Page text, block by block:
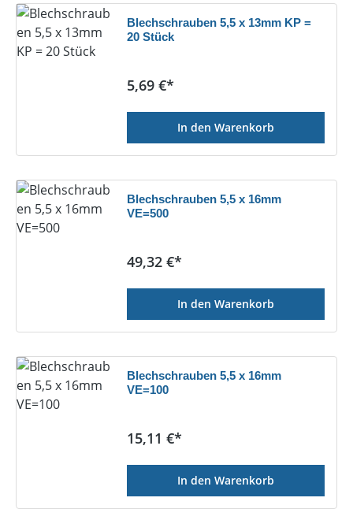
Blechschrauben 5,5 x 13mm KP =
20 Stück
Regulärer Preis:
5,69 €*
In den Warenkorb
Blechschrauben 5,5 x 16mm
VE=500
Regulärer Preis:
49,32 €*
In den Warenkorb
Blechschrauben 5,5 x 16mm
VE=100
Regulärer Preis:
15,11 €*
In den Warenkorb